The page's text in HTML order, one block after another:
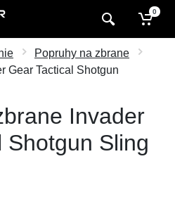
0
Popruhy na zbrane
Gear Tactical Shotgun
Invader
Shotgun Sling